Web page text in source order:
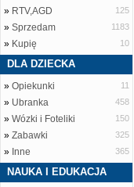
» RTV,AGD 125
» Sprzedam 1183
» Kupię 10
DLA DZIECKA
» Opiekunki 11
» Ubranka 458
» Wózki i Foteliki 150
» Zabawki 325
» Inne 365
NAUKA I EDUKACJA